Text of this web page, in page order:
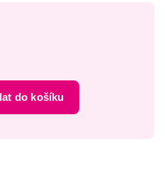
do košíku